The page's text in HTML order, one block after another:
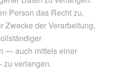
Person das Recht zu,
Zwecke der Verarbeitung,
— auch mittels einer
verlangen.